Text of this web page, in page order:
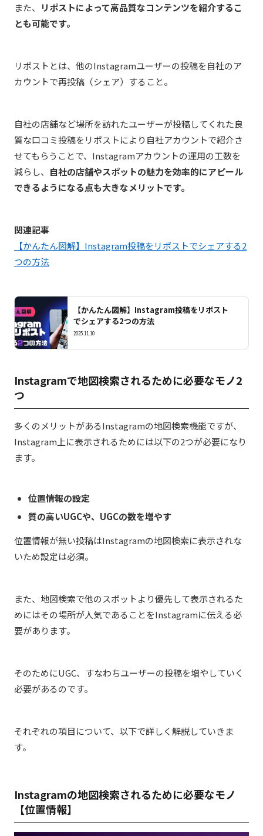
また、
リポストによって高品質なコンテンツを紹介するこ
とも可能です。
リポストとは、他のInstagramユーザーの投稿を自社のア
カウントで再投稿（シェア）すること。
自社の店舗など場所を訪れたユーザーが投稿してくれた良
質な口コミ投稿をリポストにより自社アカウントで紹介さ
せてもらうことで、Instagramアカウントの運用の工数を
減らし、 自社の店舗やスポットの魅力を効率的にアピール
できるようになる点も大きなメリットです。
関連記事
【かんたん図解】Instagram投稿をリポストでシェアする2
つの方法
【かんたん図解】Instagram投稿をリポスト
でシェアする2つの方法
2025.11.10
Instagramで地図検索されるために必要なモノ2
つ
多くのメリットがあるInstagramの地図検索機能ですが、
Instagram上に表示されるためには以下の2つが必要になり
ます。
位置情報の設定
質の高いUGCや、UGCの数を増やす
位置情報が無い投稿はInstagramの地図検索に表示されな
いため設定は必須。
また、地図検索で他のスポットより優先して表示されるた
めにはその場所が人気であることをInstagramに伝える必
要があります。
そのためにUGC、すなわちユーザーの投稿を増やしていく
必要があるのです。
それぞれの項目について、以下で詳しく解説していきま
す。
Instagramの地図検索されるために必要なモノ
【位置情報】​